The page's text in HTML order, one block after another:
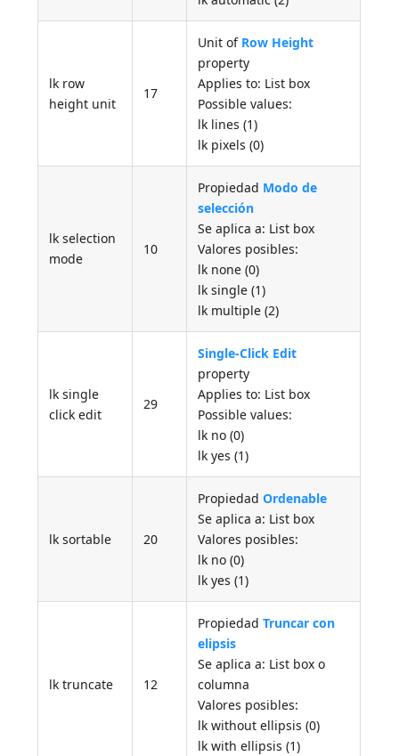
lk row
height unit
17
Unit of Row Height
property
Applies to: List box
Possible values:
lk lines (1)
lk pixels (0)
lk selection
mode
10
Propiedad Modo de
selección
Se aplica a: List box
Valores posibles:
lk none (0)
lk single (1)
lk multiple (2)
lk single
click edit
29
Single-Click Edit
property
Applies to: List box
Possible values:
lk no (0)
lk yes (1)
lk sortable 20
PropiedadOrdenable
Se aplica a: List box
Valores posibles:
lk no (0)
lk yes (1)
lk truncate 12
PropiedadTruncar con
elipsis
Se aplica a: List box o
columna
Valores posibles:
lk without ellipsis (0)
lk with ellipsis (1)